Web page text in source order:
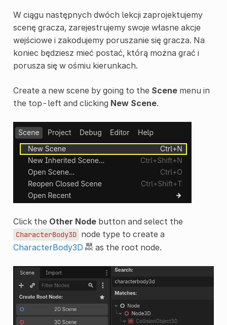
W ciągu następnych dwóch lekcji zaprojektujemy
scenę gracza, zarejestrujemy swoje własne akcje
wejściowe i zakodujemy poruszanie się gracza. Na
koniec będziesz mieć postać, którą można grać i
porusza się w ośmiu kierunkach.
Create a new scene by going to the Scenemenu in
the top-left and clicking New Scene.
Click the Other Nodebutton and select the
CharacterBody3D node type to create a
CharacterBody3D
as the root node.